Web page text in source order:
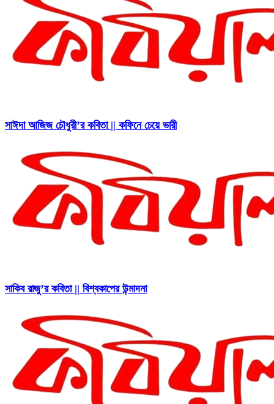
সাঈদা আজিজ চৌধুরী’র কবিতা || কফিনে চেয়ে ভারী
সাকিব রাজু’র কবিতা || বিশ্বকাপের উন্মাদনা